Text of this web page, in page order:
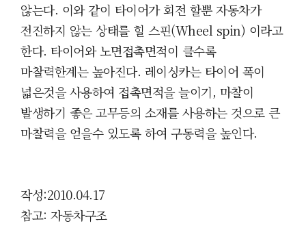
않는다. 이와 같이 타이어가 회전 할뿐 자동차가
전진하지 않는 상태를 힐 스핀(Wheel spin) 이라고
한다. 타이어와 노면접촉면적이 클수록
마찰력한계는 높아진다. 레이싱카는 타이어 폭이
넓은것을 사용하여 접촉면적을 늘이기, 마찰이
발생하기 좋은 고무등의 소재를 사용하는 것으로 큰
마찰력을 얻을수 있도록 하여 구동력을 높인다.
작성:2010.04.17
참고: 자동차구조